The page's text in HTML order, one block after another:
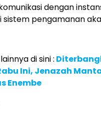
dengan
sistem pengamanan
di sini :
Ini, Jenazah
Enembe